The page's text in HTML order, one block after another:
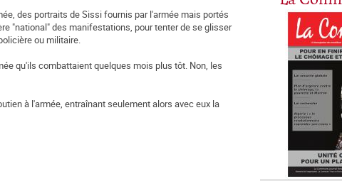
des portraits de Sissi fournis par l'armée mais portés
"national" des manifestations, pour tenter de se glisser
ou militaire.
qu'ils combattaient quelques mois plus tôt. Non, les
à l'armée, entraînant seulement alors avec eux la